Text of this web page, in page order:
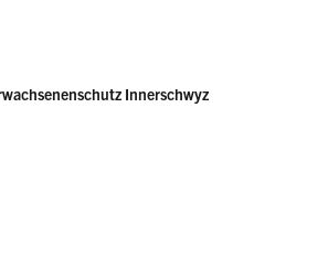
Innerschwyz